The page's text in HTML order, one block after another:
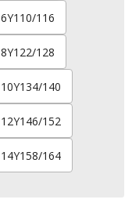
6Y110/116
8Y122/128
10Y134/140
12Y146/152
14Y158/164